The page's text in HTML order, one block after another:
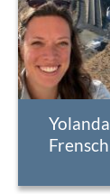
Yolanda
Frensch